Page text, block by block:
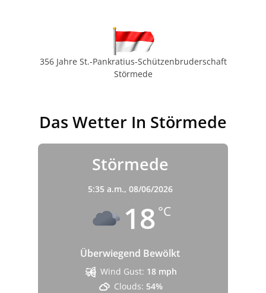
356 Jahre St.-Pankratius-Schützenbruderschaft
Störmede
Das Wetter In Störmede
Störmede
5:35 a.m., 08/06/2026
18 °C
Überwiegend Bewölkt
Wind Gust: 18 mph
Clouds: 54%